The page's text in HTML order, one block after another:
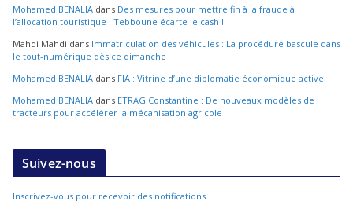
Mohamed BENALIA dans Des mesures pour mettre fin à la fraude à
l’allocation touristique : Tebboune écarte le cash !
Mahdi Mahdi dans Immatriculation des véhicules : La procédure bascule dans
le tout-numérique dès ce dimanche
Mohamed BENALIA dans FIA : Vitrine d’une diplomatie économique active
Mohamed BENALIA dans ETRAG Constantine : De nouveaux modèles de
tracteurs pour accélérer la mécanisation agricole
Suivez-nous
Inscrivez-vous pour recevoir des notifications